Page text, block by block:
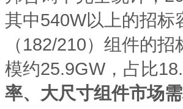
其中540W以上的招标
（182/210）组件的
模约25.9GW，占比
率、大尺寸组件市场